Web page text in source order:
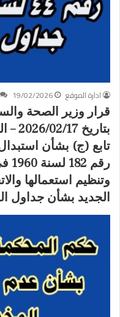
ادارة الموقع
19/02/2026
تابع (ج) بشأن
وتنظيم استعمالها
الجديد بشأن جداول